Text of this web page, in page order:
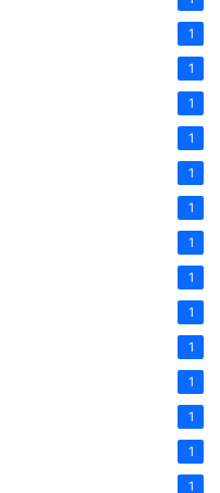
1
1
1
1
1
1
1
1
1
1
1
1
1
1